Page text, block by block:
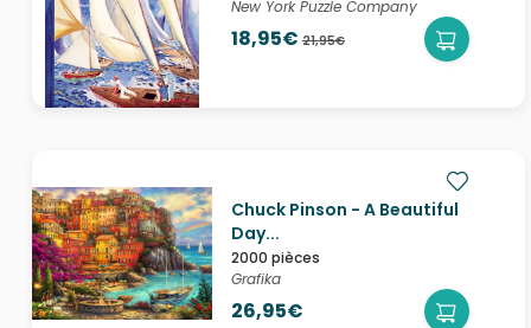
New York Puzzle Company
18,95€ 21,95€
Chuck Pinson - A Beautiful
Day...
2000 pièces
Grafika
26,95€